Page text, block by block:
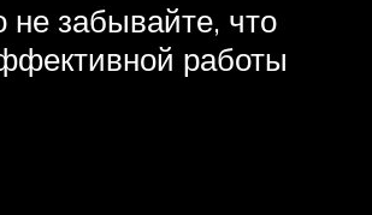
не забывайте, что
работы